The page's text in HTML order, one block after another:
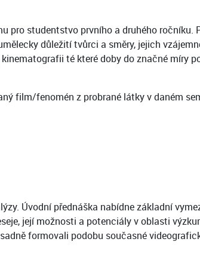
studentstvo prvního a druhého ročníku.
důležití tvůrci a směry, jejich
té které doby do značné míry
film/fenomén z probrané látky v daném
Úvodní přednáška nabídne základní
její možnosti a potenciály v oblasti
formovali podobu současné